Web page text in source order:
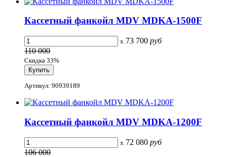
Кассетный фанкойл MDV MDKA-1500F
x 73 700 руб
110 000
Скидка 33%
Артикул: 90939189
Кассетный фанкойл MDV MDKA-1200F
x 72 080 руб
106 000